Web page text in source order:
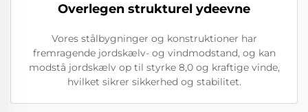
Overlegen strukturel ydeevne
Vores stålbygninger og konstruktioner har
fremragende jordskælv- og vindmodstand, og kan
modstå jordskælv op til styrke 8,0 og kraftige vinde,
hvilket sikrer sikkerhed og stabilitet.